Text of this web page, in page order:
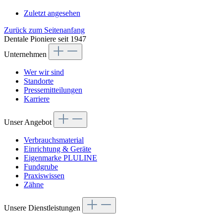
Zuletzt angesehen
Zurück zum Seitenanfang
Dentale Pioniere seit 1947
Unternehmen
Wer wir sind
Standorte
Pressemitteilungen
Karriere
Unser Angebot
Verbrauchsmaterial
Einrichtung & Geräte
Eigenmarke PLULINE
Fundgrube
Praxiswissen
Zähne
Unsere Dienstleistungen